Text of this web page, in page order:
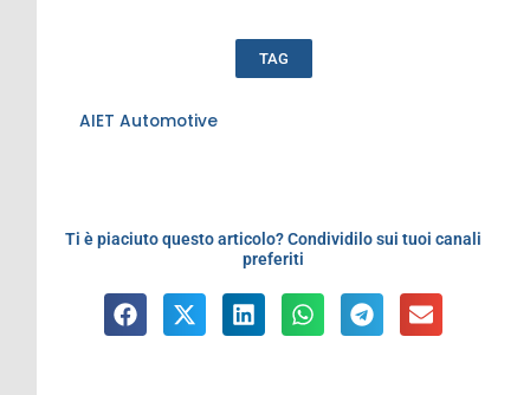
TAG
AIET Automotive
Ti è piaciuto questo articolo? Condividilo sui tuoi canali
preferiti